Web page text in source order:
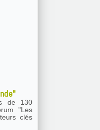
de 130
"Les
clés